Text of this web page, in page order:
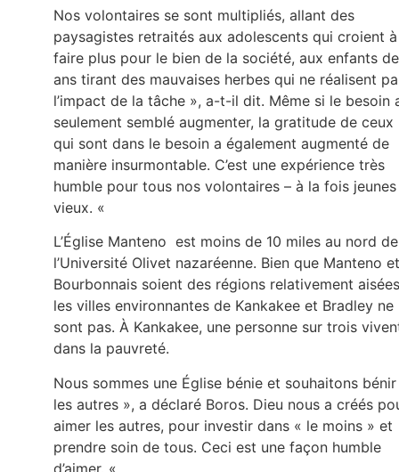
Nos volontaires se sont multipliés, allant des
paysagistes retraités aux adolescents qui croient à
faire plus pour le bien de la société, aux enfants
ans tirant des mauvaises herbes qui ne réalisent
l’impact de la tâche », a-t-il dit. Même si le besoin
seulement semblé augmenter, la gratitude de ceux
qui sont dans le besoin a également augmenté de
manière insurmontable. C’est une expérience très
humble pour tous nos volontaires – à la fois
vieux. «
L’Église Manteno est moins de 10 miles au nord de
l’Université Olivet nazaréenne. Bien que Manteno et
Bourbonnais soient des régions relativement
les villes environnantes de Kankakee et Bradley ne
sont pas. À Kankakee, une personne sur trois
dans la pauvreté.
Nous sommes une Église bénie et souhaitons bénir
les autres », a déclaré Boros. Dieu nous a créés
aimer les autres, pour investir dans « le moins » et
prendre soin de tous. Ceci est une façon humble
d’aimer. «